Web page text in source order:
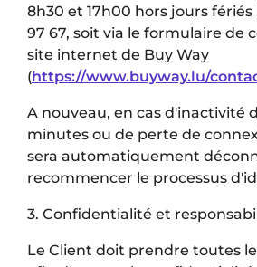
8h30 et 17h00 hors jours
97 67, soit via le formulaire de
site internet de Buy Way
(https://www.buyway.lu/
A nouveau, en cas d'inactivité
minutes ou de perte de
sera automatiquement
recommencer le processus
3. Confidentialité et
Le Client doit prendre toutes